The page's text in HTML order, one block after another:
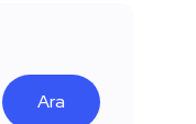
Ara